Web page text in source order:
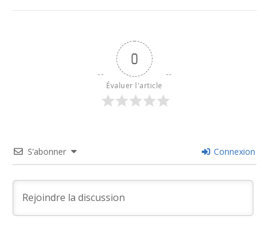
0
Évaluer l'article
S’abonner Connexion